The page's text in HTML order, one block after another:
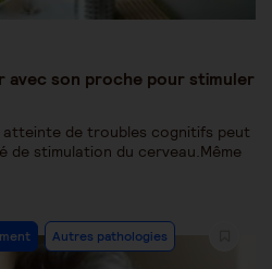
avec son proche pour stimuler
atteinte de troubles cognitifs peut
de stimulation du cerveau.Même
Autres pathologies